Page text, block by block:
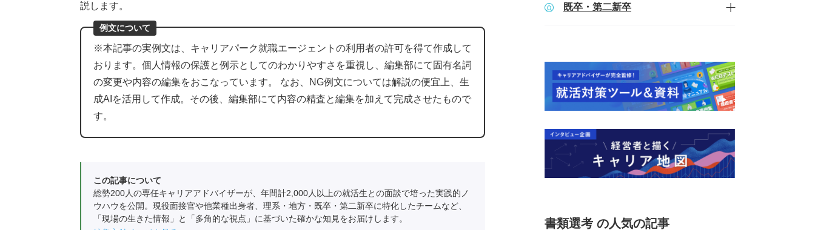
説します。
例文について
※本記事の実例文は、キャリアパーク就職エージェントの利用者の許可を得て作成して
おります。個人情報の保護と例示としてのわかりやすさを重視し、編集部にて固有名詞
の変更や内容の編集をおこなっています。 なお、NG例文については解説の便宜上、生
成AIを活用して作成。その後、編集部にて内容の精査と編集を加えて完成させたもので
す。
この記事について
総勢200人の専任キャリアアドバイザーが、年間計2,000人以上の就活生との面談で培った実践的ノ
ウハウを公開。現役面接官や他業種出身者、理系・地方・既卒・第二新卒に特化したチームなど、
「現場の生きた情報」と「多角的な視点」に基づいた確かな知見をお届けします。
既卒・第二新卒
書類選考 の人気の記事